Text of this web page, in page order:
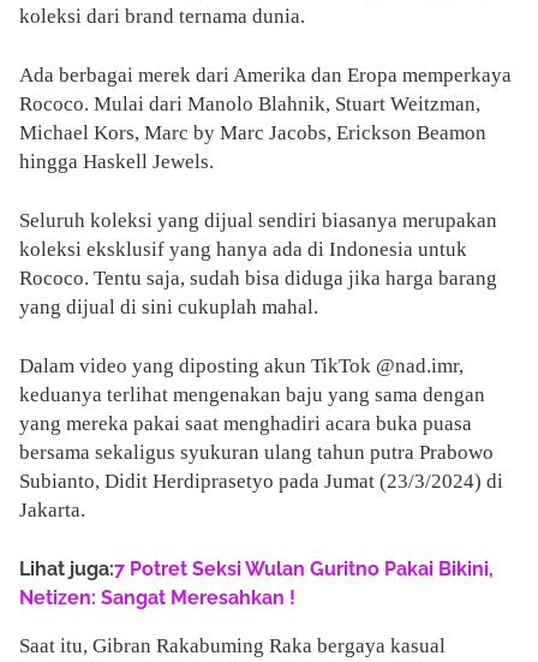
koleksi dari brand ternama dunia.
Ada berbagai merek dari Amerika dan Eropa memperkaya
Rococo. Mulai dari Manolo Blahnik, Stuart Weitzman,
Michael Kors, Marc by Marc Jacobs, Erickson Beamon
hingga Haskell Jewels.
Seluruh koleksi yang dijual sendiri biasanya merupakan
koleksi eksklusif yang hanya ada di Indonesia untuk
Rococo. Tentu saja, sudah bisa diduga jika harga barang
yang dijual di sini cukuplah mahal.
Dalam video yang diposting akun TikTok @nad.imr,
keduanya terlihat mengenakan baju yang sama dengan
yang mereka pakai saat menghadiri acara buka puasa
bersama sekaligus syukuran ulang tahun putra Prabowo
Subianto, Didit Herdiprasetyo pada Jumat (23/3/2024) di
Jakarta.
Lihat juga:7 Potret Seksi Wulan Guritno Pakai Bikini,
Netizen: Sangat Meresahkan !
Saat itu, Gibran Rakabuming Raka bergaya kasual